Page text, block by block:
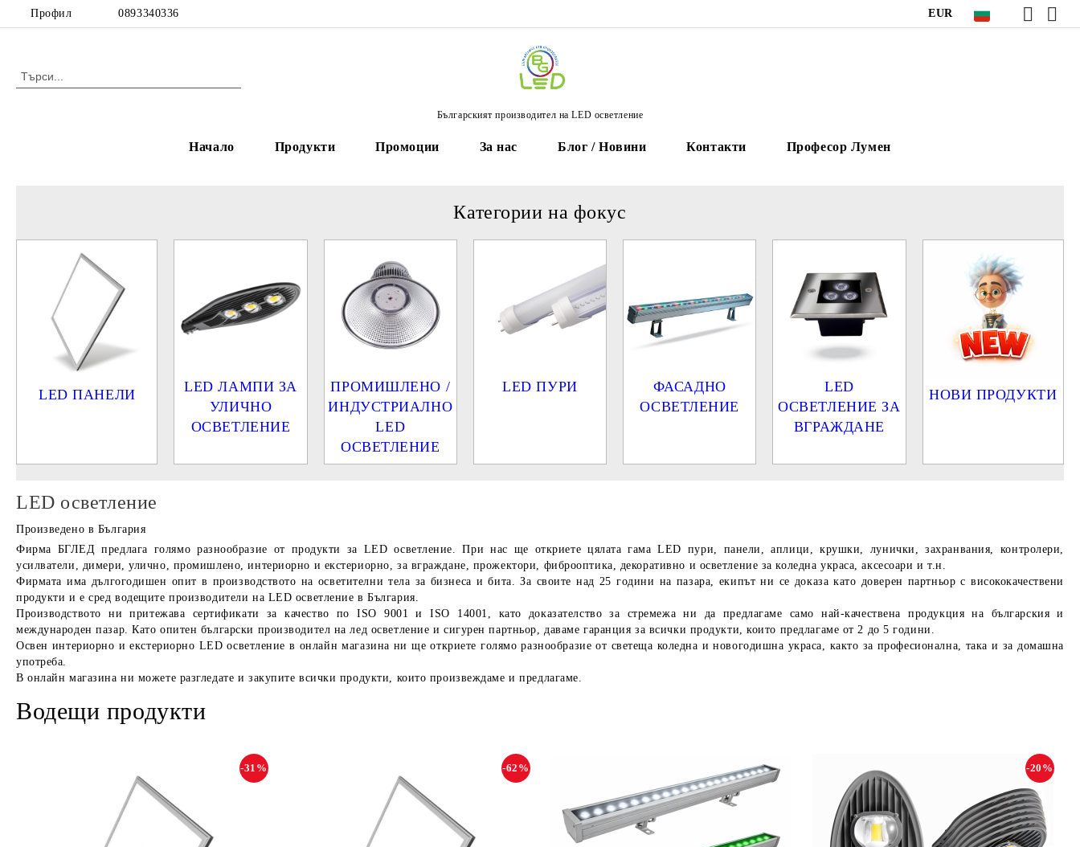
Профил 0893340336 EUR
Българският производител на LED осветление
Начало Продукти Промоции За нас Блог / Новини Контакти Професор Лумен
Категории на фокус
LED ПАНЕЛИ
LED ЛАМПИ ЗА
УЛИЧНО
ОСВЕТЛЕНИЕ
ПРОМИШЛЕНО /
ИНДУСТРИАЛНО
LED
ОСВЕТЛЕНИЕ
LED ПУРИ
ФАСАДНО
ОСВЕТЛЕНИЕ
LED
ОСВЕТЛЕНИЕ ЗА
ВГРАЖДАНЕ
НОВИ ПРОДУКТИ
LED осветление
Произведено в България
Фирма БГЛЕД предлага голямо разнообразие от продукти за LED осветление. При нас ще откриете цялата гама LED пури, панели, аплици, крушки, лунички, захранвания, контролери,
усилватели, димери, улично, промишлено, интериорно и екстериорно, за вграждане, прожектори, фиброоптика, декоративно и осветление за коледна украса, аксесоари и т.н.
Фирмата има дългогодишен опит в производството на осветителни тела за бизнеса и бита. За своите над 25 години на пазара, екипът ни се доказа като доверен партньор с висококачествени
продукти и е сред водещите производители на LED осветление в България.
Производството ни притежава сертификати за качество по ISO 9001 и ISO 14001, като доказателство за стремежа ни да предлагаме само най-качествена продукция на българския и
международен пазар. Като опитен български производител на лед осветление и сигурен партньор, даваме гаранция за всички продукти, които предлагаме от 2 до 5 години.
Освен интериорно и екстериорно LED осветление в онлайн магазина ни ще откриете голямо разнообразие от светеща коледна и новогодишна украса, както за професионална, така и за домашна
употреба.
В онлайн магазина ни можете разгледате и закупите всички продукти, които произвеждаме и предлагаме.
Водещи продукти
-31% -62% -20%